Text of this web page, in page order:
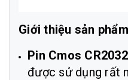
Giới thiệu sản
Pin Cmos CR2032
được sử dụng rất